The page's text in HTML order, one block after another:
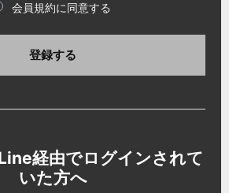
会員規約に同意する
登録する
経由でログインされて
いた方へ